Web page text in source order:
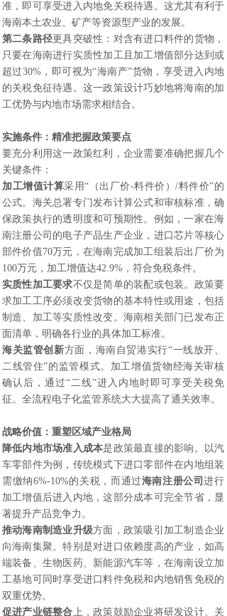
准，即可享受进入内地免关税待遇。这尤其有利于
海南本土农业、矿产等资源型产业的发展。
第二条路径更具突破性：对含有进口料件的货物，
只要在海南进行实质性加工且加工增值部分达到或
超过30%，即可视为“海南产”货物，享受进入内地
的关税免征待遇。这一政策设计巧妙地将海南的加
工优势与内地市场需求相结合。
实施条件：精准把握政策要点
要充分利用这一政策红利，企业需要准确把握几个
关键条件：
加工增值计算采用“（出厂价-料件价）/料件价”的
公式。海关总署专门发布计算公式和审核标准，确
保政策执行的透明度和可预期性。例如，一家在海
南注册公司的电子产品生产企业，进口芯片等核心
部件价值70万元，在海南完成加工组装后出厂价为
100万元，加工增值达42.9%，符合免税条件。
实质性加工要求不仅是简单的装配或包装。政策要
求加工工序必须改变货物的基本特性或用途，包括
制造、加工等实质性改变。海南相关部门已发布正
面清单，明确各行业的具体加工标准。
海关监管创新方面，海南自贸港实行“一线放开、
二线管住”的监管模式。加工增值货物经海关审核
确认后，通过“二线”进入内地时即可享受关税免
征。全流程电子化监管系统大大提高了通关效率。
战略价值：重塑区域产业格局
降低内地市场准入成本是政策最直接的影响。以汽
车零部件为例，传统模式下进口零部件在内地组装
需缴纳6%-10%的关税，而通过海南注册公司进行
加工增值后进入内地，这部分成本可完全节省，显
著提升产品竞争力。
推动海南制造业升级方面，政策吸引加工制造企业
向海南集聚。特别是对进口依赖度高的产业，如高
端装备、生物医药、新能源汽车等，在海南设立加
工基地可同时享受进口料件免税和内地销售免税的
双重优势。
促进产业链整合上，政策鼓励企业将研发设计、关